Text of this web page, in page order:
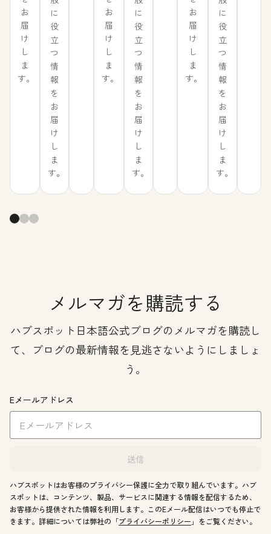
お
届
け
し
ま
す。
に
役
立
つ
情
報
を
お
届
け
し
ま
す。
お
届
け
し
ま
す。
に
役
立
つ
情
報
を
お
届
け
し
ま
す。
お
届
け
し
ま
す。
に
役
立
つ
情
報
を
お
届
け
し
ま
す。
メルマガを購読する
ハブスポット日本語公式ブログのメルマガを購読し
て、ブログの最新情報を見逃さないようにしましょ
う。
Eメールアドレス
送信
ハブスポットはお客様のプライバシー保護に全力で取り組んでいます。ハブ
スポットは、コンテンツ、製品、サービスに関連する情報を配信するため、
お客様から提供された情報を利用します。このEメール配信はいつでも停止で
きます。詳細については弊社の「プライバシーポリシー 」をご覧ください。